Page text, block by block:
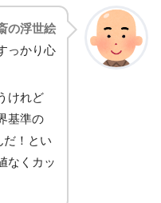
の浮世絵
っかり心
けれど
基準の
だ！とい
なくカッ